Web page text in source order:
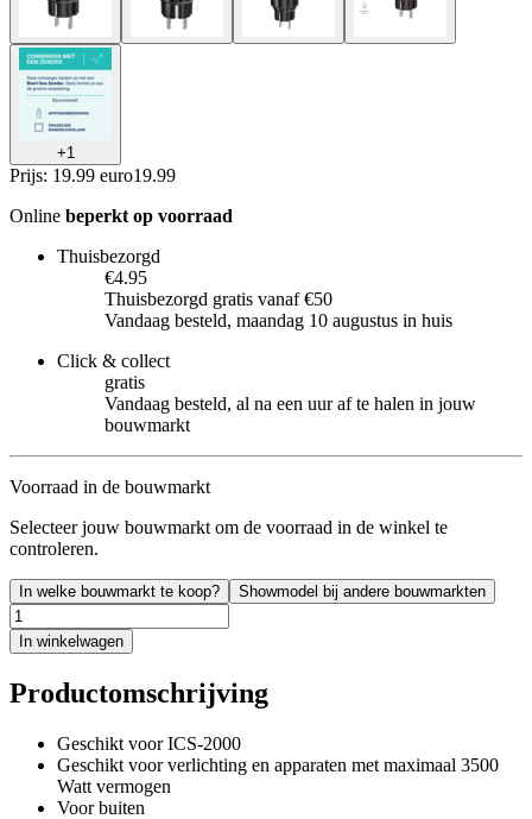
+1
Prijs: 19.99 euro19.99
Online beperkt op voorraad
Thuisbezorgd
€4.95
Thuisbezorgd gratis vanaf €50
Vandaag besteld, maandag 10 augustus in huis
Click & collect
gratis
Vandaag besteld, al na een uur af te halen in jouw
bouwmarkt
Voorraad in de bouwmarkt
Selecteer jouw bouwmarkt om de voorraad in de winkel te
controleren.
In welke bouwmarkt te koop? Showmodel bij andere bouwmarkten
In winkelwagen
Productomschrijving
Geschikt voor ICS-2000
Geschikt voor verlichting en apparaten met maximaal 3500
Watt vermogen
Voor buiten